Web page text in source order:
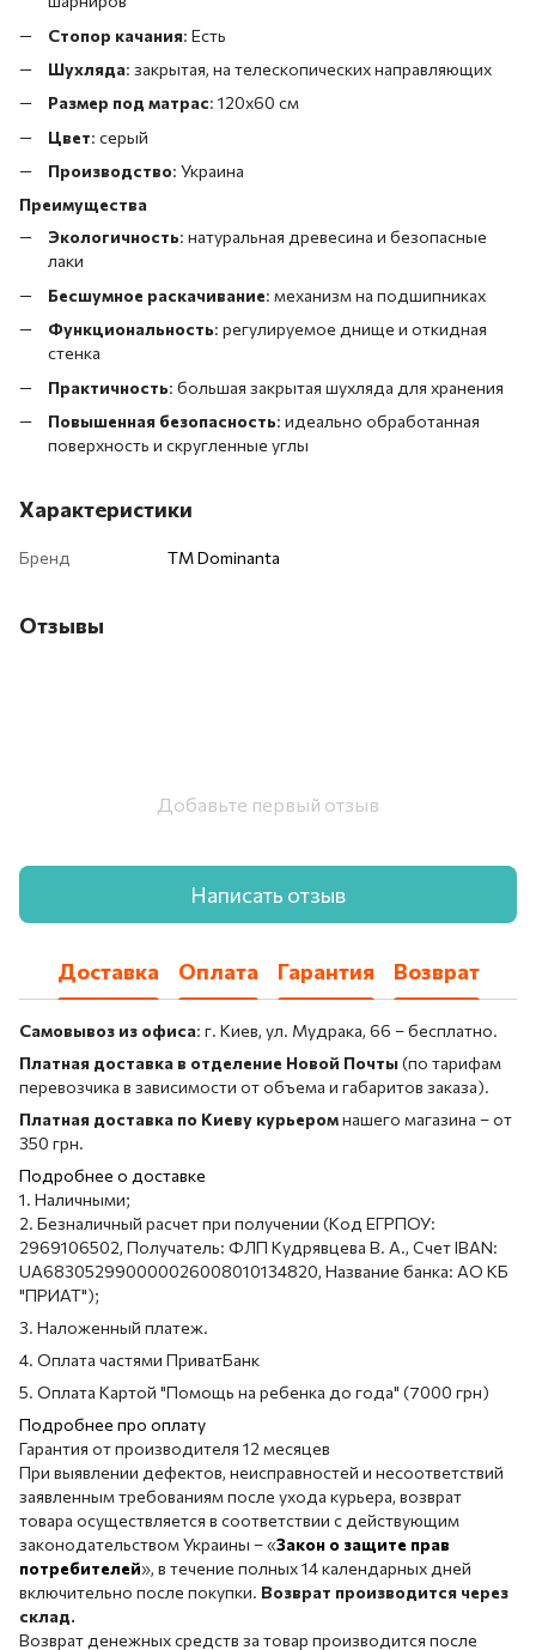
Стопор качания: Есть
Шухляда: закрытая, на телескопических направляющих
Размер под матрас: 120x60 см
Цвет: серый
Производство: Украина
Преимущества
Экологичность: натуральная древесина и безопасные
лаки
Бесшумное раскачивание: механизм на подшипниках
Функциональность: регулируемое днище и откидная
стенка
Практичность: большая закрытая шухляда для хранения
Повышенная безопасность: идеально обработанная
поверхность и скругленные углы
Характеристики
Бренд ТМ Dominanta
Отзывы
Добавьте первый отзыв
Написать отзыв
Доставка Оплата Гарантия Возврат
Самовывоз из офиса: г. Киев, ул. Мудрака, 66 – бесплатно.
Платная доставка в отделение Новой Почты(по тарифам
перевозчика в зависимости от объема и габаритов заказа).
Платная доставка по Киеву курьеромнашего магазина – от
350 грн.
Подробнее о доставке
1. Наличными;
2. Безналичный расчет при получении (Код ЕГРПОУ:
2969106502, Получатель: ФЛП Кудрявцева В. А., Счет IBAN:
UA683052990000026008010134820, Название банка: АО КБ
"ПРИАТ");
3. Наложенный платеж.
4. Оплата частями ПриватБанк
5. Оплата Картой "Помощь на ребенка до года" (7000 грн)
Подробнее про оплату
Гарантия от производителя 12 месяцев
При выявлении дефектов, неисправностей и несоответствий
заявленным требованиям после ухода курьера, возврат
товара осуществляется в соответствии с действующим
законодательством Украины – «Закон о защите прав
потребителей», в течение полных 14 календарных дней
включительно после покупки. Возврат производится через
склад.
Возврат денежных средств за товар производится после